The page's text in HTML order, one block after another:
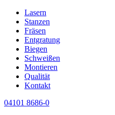
Lasern
Stanzen
Fräsen
Entgratung
Biegen
Schweißen
Montieren
Qualität
Kontakt
04101 8686-0